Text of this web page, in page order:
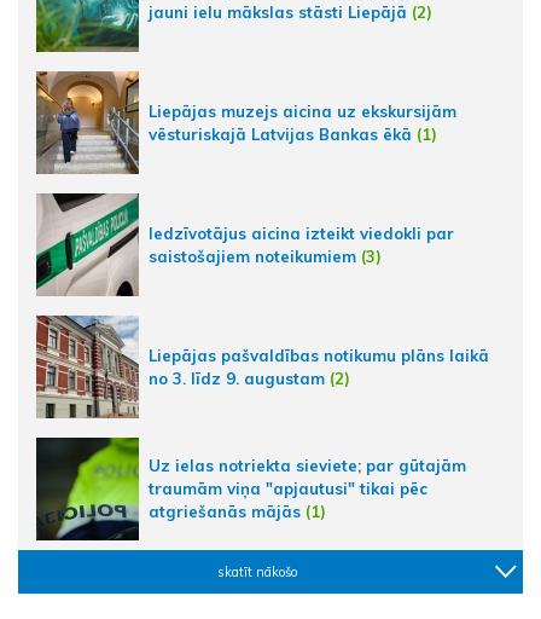
jauni ielu mākslas stāsti Liepājā (2)
Liepājas muzejs aicina uz ekskursijām
vēsturiskajā Latvijas Bankas ēkā (1)
Iedzīvotājus aicina izteikt viedokli par
saistošajiem noteikumiem (3)
Liepājas pašvaldības notikumu plāns laikā
no 3. līdz 9. augustam (2)
Uz ielas notriekta sieviete; par gūtajām
traumām viņa "apjautusi" tikai pēc
atgriešanās mājās (1)
skatīt nākošo